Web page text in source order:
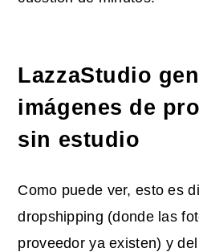
LazzaStudio
imágenes de
sin estudio
Como puede ver, esto es
dropshipping (donde las
proveedor ya existen) y